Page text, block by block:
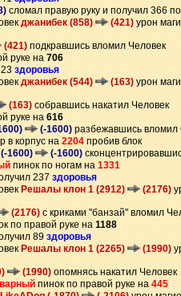
сломал правую руку и получил 366
джанибек (858) (421) урон
(421) подкравшись вломил Человек
руке на 706
здоровья
джанибек (544) (163) урон
(163) собравшись накатил Человек
руке на 616
(-1600) разбежавшись вломил
в корпус на 2204 пробив блок
1600) (-1600)
пинок по ногам на 1331
237 здоровья
Решалы клон 1 (2912) (2176)
(2176) с криками "банзай" вломил
по правой руке на 1188
89 здоровья
Решалы клон 1 (2265) (1990)
(1990) опомнясь накатил Человек
пинок по правой руке на 445